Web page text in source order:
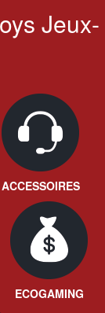
Jeux-
ACCESSOIRES
ECOGAMING